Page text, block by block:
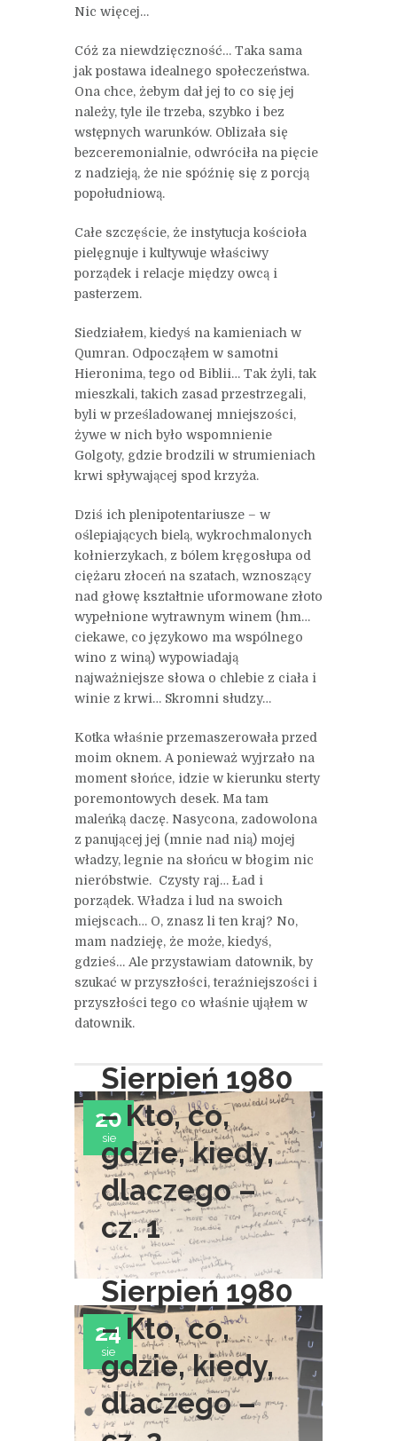
Nic więcej…
Cóż za niewdzięczność… Taka sama
jak postawa idealnego społeczeństwa.
Ona chce, żebym dał jej to co się jej
należy, tyle ile trzeba, szybko i bez
wstępnych warunków. Oblizała się
bezceremonialnie, odwróciła na pięcie
z nadzieją, że nie spóźnię się z porcją
popołudniową.
Całe szczęście, że instytucja kościoła
pielęgnuje i kultywuje właściwy
porządek i relacje między owcą i
pasterzem.
Siedziałem, kiedyś na kamieniach w
Qumran. Odpocząłem w samotni
Hieronima, tego od Biblii… Tak żyli, tak
mieszkali, takich zasad przestrzegali,
byli w prześladowanej mniejszości,
żywe w nich było wspomnienie
Golgoty, gdzie brodzili w strumieniach
krwi spływającej spod krzyża.
Dziś ich plenipotentariusze – w
oślepiających bielą, wykrochmalonych
kołnierzykach, z bólem kręgosłupa od
ciężaru złoceń na szatach, wznoszący
nad głowę kształtnie uformowane złoto
wypełnione wytrawnym winem (hm…
ciekawe, co językowo ma wspólnego
wino z winą) wypowiadają
najważniejsze słowa o chlebie z ciała i
winie z krwi… Skromni słudzy…
Kotka właśnie przemaszerowała przed
moim oknem. A ponieważ wyjrzało na
moment słońce, idzie w kierunku sterty
poremontowych desek. Ma tam
maleńką daczę. Nasycona, zadowolona
z panującej jej (mnie nad nią) mojej
władzy, legnie na słońcu w błogim nic
nieróbstwie. Czysty raj… Ład i
porządek. Władza i lud na swoich
miejscach… O, znasz li ten kraj? No,
mam nadzieję, że może, kiedyś,
gdzieś… Ale przystawiam datownik, by
szukać w przyszłości, teraźniejszości i
przyszłości tego co właśnie ująłem w
datownik.
20
sie
Sierpień 1980
– Kto, co,
gdzie, kiedy,
dlaczego –
cz. 1
24
sie
Sierpień 1980
– Kto, co,
gdzie, kiedy,
dlaczego –